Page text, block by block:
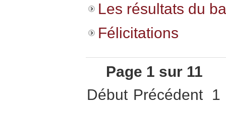
Les résultats du
Félicitations
Page 1 sur 11
Début Précédent 1